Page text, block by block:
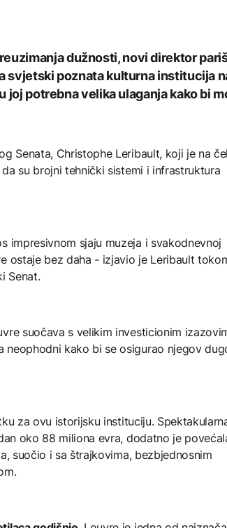
dužnosti, novi direktor
svjetski poznata kulturna institucija
joj potrebna velika ulaganja kako bi
Senata, Christophe Leribault, koji je na
su brojni tehnički sistemi i infrastruktura
impresivnom sjaju muzeja i svakodnevnoj
ostaje bez daha - izjavio je Leribault
Senat.
suočava s velikim investicionim
neophodni kako bi se osigurao njegov
za ovu istorijsku instituciju.
oko 88 miliona evra, dodatno je
suočio i sa štrajkovima, bezbjednosnim